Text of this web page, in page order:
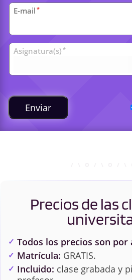
E-mail *
Clases
universitarias
Asignatura(s) *
Enviar
Precios de las
Todos los precios son por
Matrícula: GRATIS.
Incluido: clase grabada y